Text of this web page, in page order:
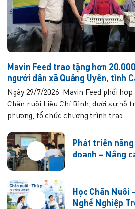
Mavin Feed trao tặng hơn
người dân xã Quảng Uyên, tỉnh
Ngày 29/7/2026, Mavin Feed phối
Chăn nuôi Liêu Chí Bình, dưới sự hỗ
phương, tổ chức chương trình trao...
Phát triển
doanh – Nâng
Học Chăn Nuôi
Nghề Nghiệp